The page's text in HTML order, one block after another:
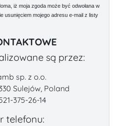
iż moja zgoda może być odwołana w
usunięciem mojego adresu e-mail z listy
są przez:
sp. z o.o.
Sulejów, Poland
375-26-14
telefonu: